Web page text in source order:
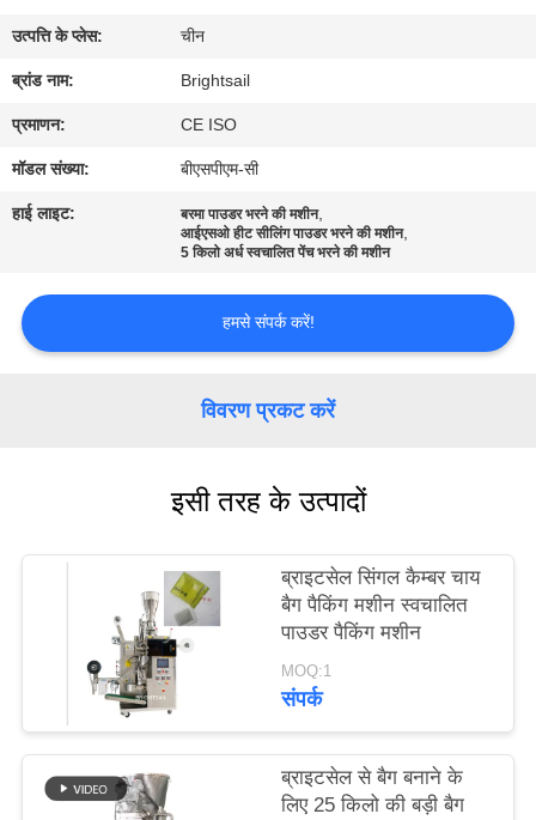
गुणवत्ता
नियंत्रण
संपर्क
समाचार
PRIVACY
उत्पत्ति के प्लेस: चीन
ब्रांड नाम: Brightsail
प्रमाणन: CE ISO
मॉडल संख्या: बीएसपीएम-सी
हाई लाइट: बरमा पाउडर भरने की मशीन,
आईएसओ हीट सीलिंग पाउडर भरने की मशीन,
5 किलो अर्ध स्वचालित पेंच भरने की मशीन
हमसे संपर्क करें!
विवरण प्रकट करें
इसी तरह के उत्पादों
ब्राइटसेल सिंगल कैम्बर चाय
बैग पैकिंग मशीन स्वचालित
पाउडर पैकिंग मशीन
MOQ:1
संपर्क
ब्राइटसेल से बैग बनाने के
लिए 25 किलो की बड़ी बैग